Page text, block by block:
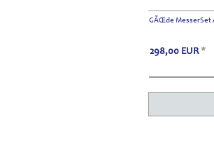
GÃŒde MesserSet
298,00 EUR *